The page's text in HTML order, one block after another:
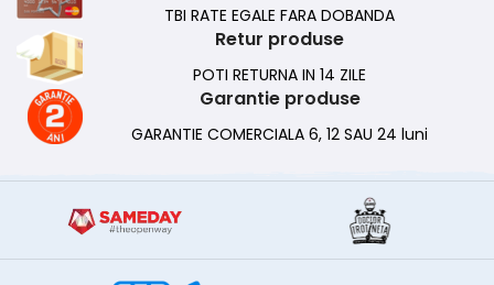
TBI RATE EGALE FARA DOBANDA
Retur produse
POTI RETURNA IN 14 ZILE
Garantie produse
GARANTIE COMERCIALA 6, 12 SAU 24 luni